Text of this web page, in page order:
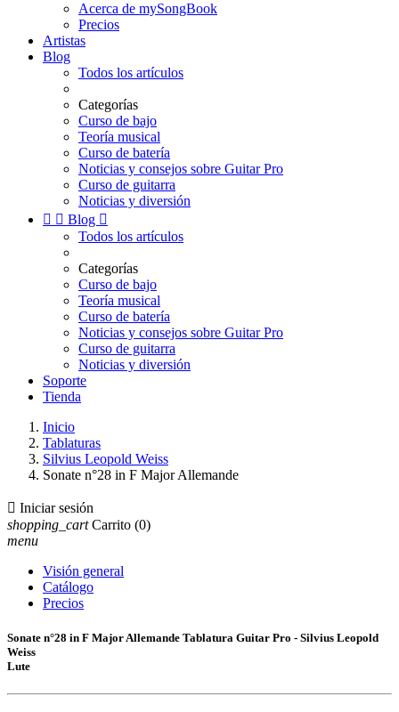
Acerca de mySongBook
Precios
Artistas
Blog
Todos los artículos
Categorías
Curso de bajo
Teoría musical
Curso de batería
Noticias y consejos sobre Guitar Pro
Curso de guitarra
Noticias y diversión
  Blog 
Todos los artículos
Categorías
Curso de bajo
Teoría musical
Curso de batería
Noticias y consejos sobre Guitar Pro
Curso de guitarra
Noticias y diversión
Soporte
Tienda
Inicio
Tablaturas
Silvius Leopold Weiss
Sonate n°28 in F Major Allemande
 Iniciar sesión
shopping_cart Carrito (0)
menu
Visión general
Catálogo
Precios
Sonate n°28 in F Major Allemande Tablatura Guitar Pro - Silvius Leopold
Weiss
Lute